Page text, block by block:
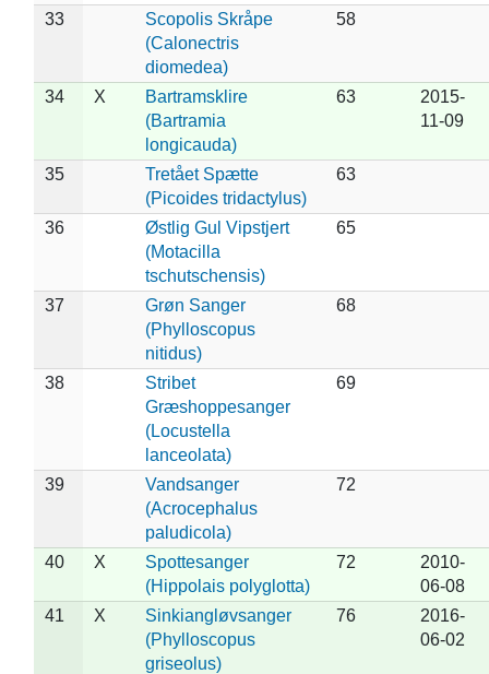
33
Scopolis Skråpe
(Calonectris
diomedea)
58
34 X
Bartramsklire
(Bartramia
longicauda)
63
2015-
11-09
35
Tretået Spætte
(Picoides tridactylus)
63
36
Østlig Gul Vipstjert
(Motacilla
tschutschensis)
65
37
Grøn Sanger
(Phylloscopus
nitidus)
68
38
Stribet
Græshoppesanger
(Locustella
lanceolata)
69
39
Vandsanger
(Acrocephalus
paludicola)
72
40 X
Spottesanger
(Hippolais polyglotta)
72
2010-
06-08
41
X
Sinkiangløvsanger
(Phylloscopus
griseolus)
76
2016-
06-02